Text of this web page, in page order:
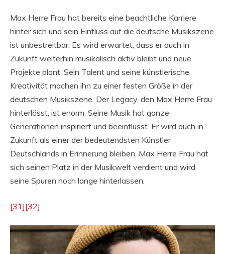
Max Herre Frau hat bereits eine beachtliche Karriere
hinter sich und sein Einfluss auf die deutsche Musikszene
ist unbestreitbar. Es wird erwartet, dass er auch in
Zukunft weiterhin musikalisch aktiv bleibt und neue
Projekte plant. Sein Talent und seine künstlerische
Kreativität machen ihn zu einer festen Größe in der
deutschen Musikszene. Der Legacy, den Max Herre Frau
hinterlässt, ist enorm. Seine Musik hat ganze
Generationen inspiriert und beeinflusst. Er wird auch in
Zukunft als einer der bedeutendsten Künstler
Deutschlands in Erinnerung bleiben. Max Herre Frau hat
sich seinen Platz in der Musikwelt verdient und wird
seine Spuren noch lange hinterlassen.
[31][32]